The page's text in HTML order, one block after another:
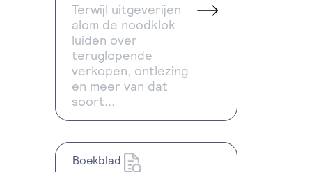
Terwijl uitgeverijen
alom de noodklok
luiden over
teruglopende
verkopen, ontlezing
en meer van dat
soort...
Boekblad